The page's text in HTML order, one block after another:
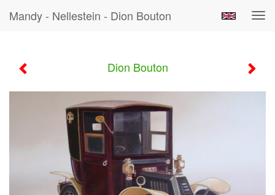
Mandy - Nellestein - Dion Bouton
Dion Bouton